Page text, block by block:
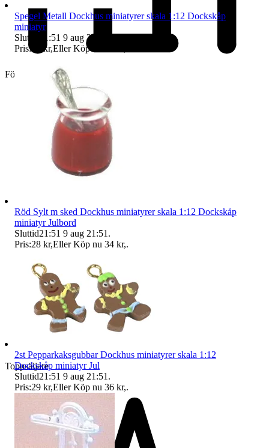
Företag
Toppsäljare
Spegel Metall Dockhus miniatyrer skala 1:12 Dockskåp
miniatyr
Sluttid
21:51 9 aug 21:51
Pris: 49 kr,Eller Köp nu
Röd Sylt m sked Dockhus miniatyrer skala 1:12 Dockskåp
miniatyr Julbord
Sluttid21:51 9 aug 21:51 .
Pris:28 kr,Eller Köp nu 34 kr,.
2st Pepparkaksgubbar Dockhus miniatyrer skala 1:12
Dockskåp miniatyr Jul
Sluttid21:51 9 aug 21:51 .
Pris:29 kr,Eller Köp nu 36 kr,.